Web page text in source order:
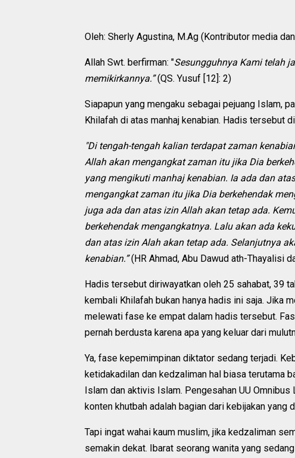
Oleh: Sherly Agustina, M.Ag (Kontributor media
Allah Swt. berfirman: "Sesungguhnya Kami telah
memikirkannya.”(QS. Yusuf [12]: 2)
Siapapun yang mengaku sebagai pejuang Islam,
Khilafah di atas manhaj kenabian. Hadis tersebut
"Di tengah-tengah kalian terdapat zaman
Allah akan mengangkat zaman itu jika Dia
yang mengikuti manhaj kenabian. Ia ada dan
mengangkat zaman itu jika Dia berkehendak
juga ada dan atas izin Allah akan tetap ada.
berkehendak mengangkatnya. Lalu akan ada
dan atas izin Alah akan tetap ada. Selanjutnya
kenabian.”(HR Ahmad, Abu Dawud ath-Thayalisi
Hadis tersebut diriwayatkan oleh 25 sahabat, 39
kembali Khilafah bukan hanya hadis ini saja. Jika
melewati fase ke empat dalam hadis tersebut.
pernah berdusta karena apa yang keluar dari
Ya, fase kepemimpinan diktator sedang terjadi.
ketidakadilan dan kedzaliman hal biasa terutama
Islam dan aktivis Islam. Pengesahan UU
konten khutbah adalah bagian dari kebijakan yang
Tapi ingat wahai kaum muslim, jika kedzaliman
semakin dekat. Ibarat seorang wanita yang